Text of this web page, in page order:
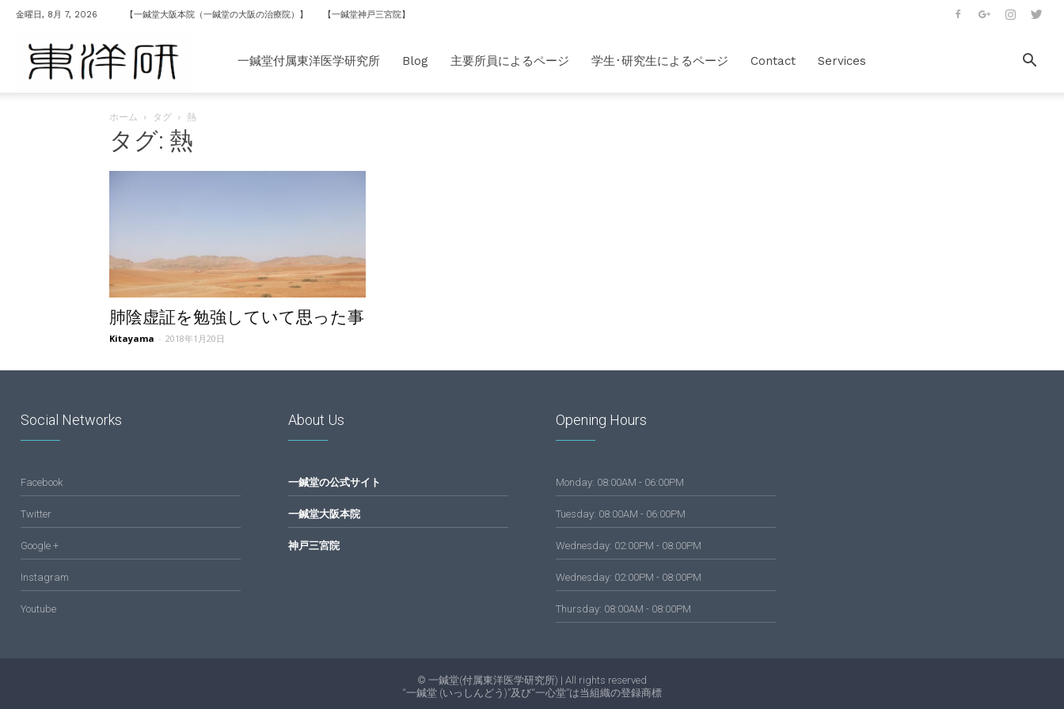
金曜日, 8月 7, 2026 【一鍼堂大阪本院（一鍼堂の大阪の治療院）】 【一鍼堂神戸三宮院】
鍼
属
一鍼堂付属東洋医学研究所 Blog 主要所員によるページ 学生･研究生によるページ Contact Services
ホーム タグ 熱
タグ: 熱
肺陰虚証を勉強していて思った事
Kitayama - 2018年1月20日
Social Networks
Facebook
Twitter
Google +
Instagram
Youtube
About Us
一鍼堂の公式サイト
一鍼堂大阪本院
神戸三宮院
Opening Hours
Monday: 08:00AM - 06:00PM
Tuesday: 08:00AM - 06:00PM
Wednesday: 02:00PM - 08:00PM
Wednesday: 02:00PM - 08:00PM
Thursday: 08:00AM - 08:00PM
© 一鍼堂(付属東洋医学研究所) | All rights reserved
“一鍼堂 (いっしんどう)”及び“一心堂”は当組織の登録商標